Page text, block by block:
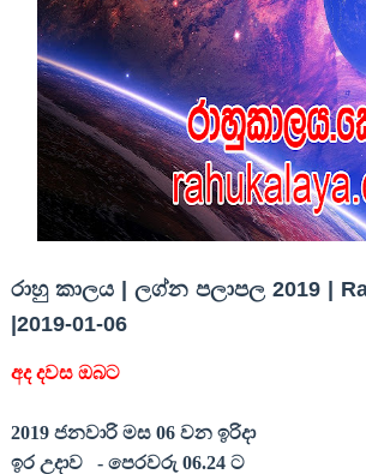
රාහු කාලය | ලග්න පලාපල 2019 |
|2019-01-06
අද දවස ඔබට
2019 ජනවාරිමස 06වන ඉරිදා
ඉර උදාව
- පෙරවරු 06.24ට